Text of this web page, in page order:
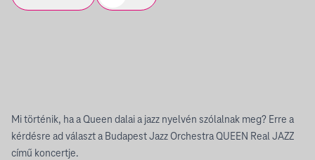
Mi történik, ha a Queen dalai a jazz nyelvén szólalnak meg? Erre a
kérdésre ad választ a Budapest Jazz Orchestra QUEEN Real JAZZ
című koncertje.